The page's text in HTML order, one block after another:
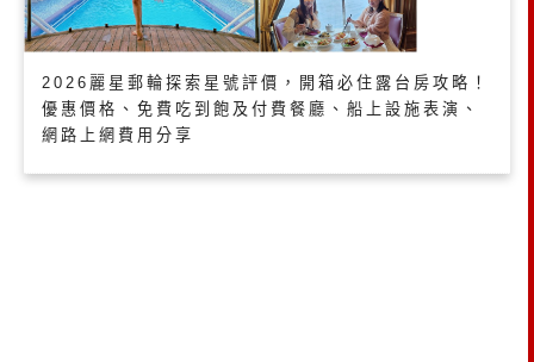
2026麗星郵輪探索星號評價，開箱必住露台房攻略！
優惠價格、免費吃到飽及付費餐廳、船上設施表演、
網路上網費用分享